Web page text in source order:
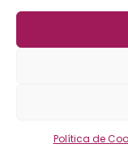
Política de
©2026La Isla de